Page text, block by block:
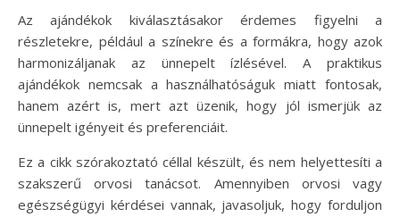
Az ajándékok kiválasztásakor érdemes figyelni a
részletekre, például a színekre és a formákra, hogy azok
harmonizáljanak az ünnepelt ízlésével. A praktikus
ajándékok nemcsak a használhatóságuk miatt fontosak,
hanem azért is, mert azt üzenik, hogy jól ismerjük az
ünnepelt igényeit és preferenciáit.
Ez a cikk szórakoztató céllal készült, és nem helyettesíti a
szakszerű orvosi tanácsot. Amennyiben orvosi vagy
egészségügyi kérdései vannak, javasoljuk, hogy forduljon